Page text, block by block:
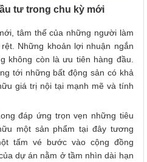
tư trong chu kỳ mới
tâm thế của những người làm
Những khoản lợi nhuận ngắn
không còn là ưu tiên hàng đầu.
tới những bất động sản có khả
giá trị nội tại mạnh mẽ và tính
đáp ứng trọn vẹn những tiêu
một sản phẩm tại đây tương
tấm vé bước vào cộng đồng
dự án nằm ở tầm nhìn dài hạn